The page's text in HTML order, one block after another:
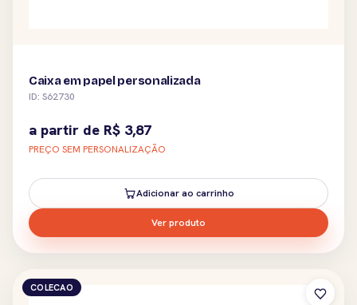
Caixa em papel personalizada
ID: S62730
a partir de R$ 3,87
PREÇO SEM PERSONALIZAÇÃO
Adicionar ao carrinho
Ver produto
COLECAO